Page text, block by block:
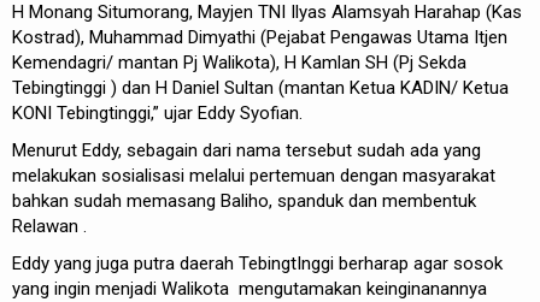
H Monang Situmorang, Mayjen TNI Ilyas Alamsyah Harahap (Kas
Kostrad), Muhammad Dimyathi (Pejabat Pengawas Utama Itjen
Kemendagri/ mantan Pj Walikota), H Kamlan SH (Pj Sekda
Tebingtinggi ) dan H Daniel Sultan (mantan Ketua KADIN/ Ketua
KONI Tebingtinggi,” ujar Eddy Syofian.
Menurut Eddy, sebagain dari nama tersebut sudah ada yang
melakukan sosialisasi melalui pertemuan dengan masyarakat
bahkan sudah memasang Baliho, spanduk dan membentuk
Relawan .
Eddy yang juga putra daerah TebingtInggi berharap agar sosok
yang ingin menjadi Walikota mengutamakan keinginanannya